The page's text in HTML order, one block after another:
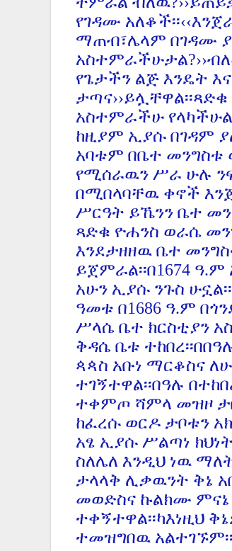
የገዳሙ
ማጠብ፣ሌላም በገዳሙ
የጌታችን ልጅ እንዴት
አስተምራችሁ
ከዚያም ኢያሱ በገዳም
አባቱም በቤተ መንግስቱ
የሚሰራዉን ሥራ ሁሉ
በሚበላባቸዉ ቀኖች
ሥርዓት ይኼንን ቤተ
ጻድቁ ዮሐንስ ወራሴ
እንደታዘዘዉ ቤተ
ይጀምራል፡፡በ1674 ዓ.ም
አሁን ኢያሱ ንጉስ
ዓመቱ በ1686 ዓ.ም
ሥላሴ ቤተ ክርስቲያን
ቅዳሴ ቤቱ
ጳጳስ አቡነ ማርቆስና
ተገኝተዋል፡፡በዓሉ
ተቀምጦ ሻምላ መዝዞ
ከፈረሱ ወርዶ ታቦቱን
አፄ ኢያሱ ሥልጣነ
ስለሌለ እንዲህ ነዉ
ታላላቅ ሊቃዉንት ቅኔ
መወድስና ኩልክሙ ምናኔ
ተቀኝተዋል፡፡ካእነዚህ
ተመዝግበዉ